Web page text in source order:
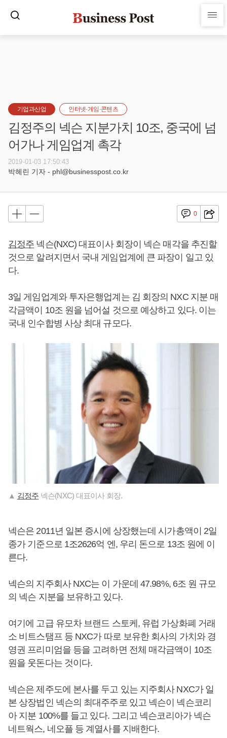
기업과산업 인터넷·게임·콘텐츠
김정주의 넥슨 지분가치 10조, 중국에 넘
어가나 게임업계 촉각
2019-01-03 17:50:43
박혜린 기자 - phl@businesspost.co.kr
0
김정주 넥슨(NXC) 대표이사 회장이 넥슨 매각을 추진할
것으로 알려지면서 국내 게임업계에 큰 파장이 일고 있
다.
3일 게임업계와 투자은행업계는 김 회장의 NXC 지분 매
각금액이 10조 원을 넘어설 것으로 예상하고 있다. 이는
국내 인수합병 사상 최대 규모다.
▲ 김정주 넥슨(NXC) 대표이사 회장.
넥슨은 2011년 일본 증시에 상장했는데 시가총액이 2일
종가 기준으로 1조2626억 엔, 우리 돈으로 13조 원에 이
른다.
넥슨의 지주회사 NXC는 이 가운데 47.98%, 6조 원 규모
의 넥슨 지분을 보유하고 있다.
여기에 고급 유모차 브랜드 스토케, 유럽 가상화폐 거래
소 비트스탬프 등 NXC가 따로 보유한 회사의 가치와 경
영권 프리미엄을 등을 고려하면 전체 매각금액이 10조
원을 웃돈다는 것이다.
넥슨은 제주도에 본사를 두고 있는 지주회사 NXC가 일
본 상장법인 넥슨의 최대주주로 있고 넥슨이 넥슨코리
아 지분 100%를 들고 있다. 그리고 넥슨코리아가 넥슨
네트웍스, 네오플 등 계열사를 지배한다.